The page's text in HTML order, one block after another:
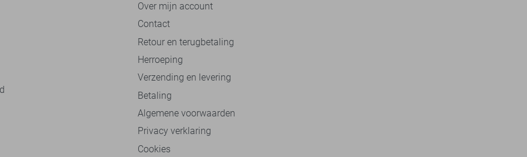
Over mijn account
Contact
Retour en terugbetaling
Herroeping
Verzending en levering
Betaling
Algemene voorwaarden
Privacy verklaring
Cookies